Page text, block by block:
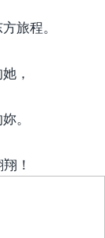
旅程。
，
。
！